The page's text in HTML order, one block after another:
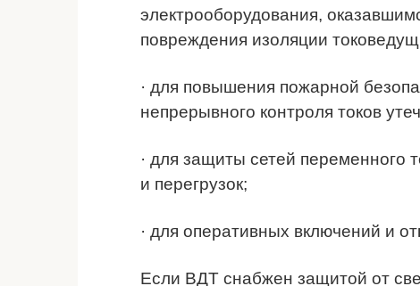
электрооборудования,
повреждения изоляции
· для повышения пожарной
непрерывного контроля токов
· для защиты сетей переменного
и перегрузок;
· для оперативных включений и
Если ВДТ снабжен защитой от